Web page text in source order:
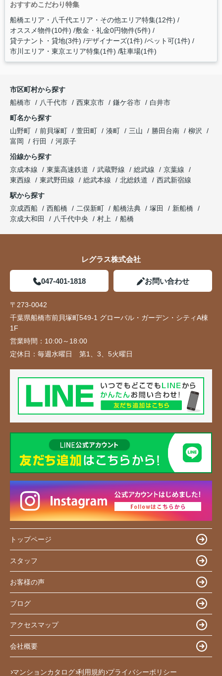
おすすめこだわり特集
船橋エリア・八千代エリア・その他エリア特集(12件)
オススメ物件(10件) 敷金・礼金0円物件(5件)
貸テナント・貸地(3件) デザイナーズ(1件) ペット可(1件)
市川エリア・東京エリア特集(1件) 駐車場(1件)
市区町村から探す
船橋市
八千代市 西東京市 鎌ケ谷市
白井市
町名から探す
山野町
前貝塚町 萱田町 湊町 三山 勝田台南
柳沢
富岡
行田
河原子
沿線から探す
京成本線
東葉高速鉄道 武蔵野線 総武線
京葉線
東西線
東武野田線 総武本線 北総鉄道
西武新宿線
駅から探す
京成西船
西船橋 二俣新町 船橋法典 塚田
新船橋
京成大和田
八千代中央 村上 船橋
レグラス株式会社
047-401-1818 お問い合わせ
〒273-0042
千葉県船橋市前貝塚町549-1 グローバル・ガーデン・シティA棟
1F
営業時間： 10:00～18:00
定休日： 毎週水曜日 第1、3、5火曜日
トップページ
スタッフ
お客様の声
ブログ
アクセスマップ
会社概要
マンションカタログ 利用規約 プライバシーポリシー